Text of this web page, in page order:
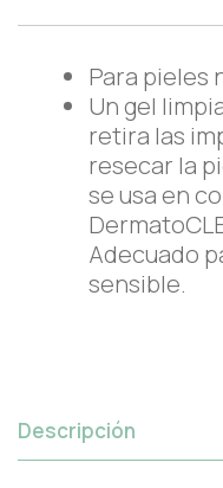
Para pieles
Un gel
retira las
resecar la
se usa en
Adecuado
sensible.
Descripción